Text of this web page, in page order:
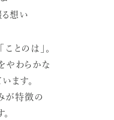
想い
ことのは」。
やわらかな
ます。
が特徴の